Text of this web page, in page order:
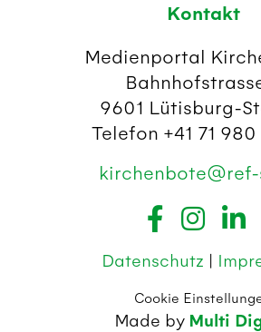
Kontakt
Medienportal
9601 Lütisburg-
Telefon +41 71
Datenschutz |
Cookie
Made by Multi